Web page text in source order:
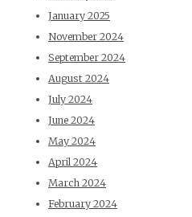
January 2025
November 2024
September 2024
August 2024
July 2024
June 2024
May 2024
April 2024
March 2024
February 2024